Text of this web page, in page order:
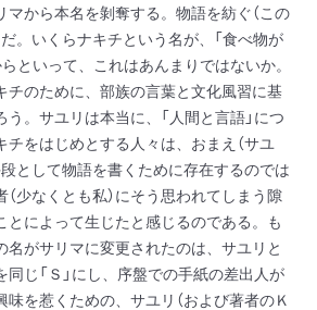
から本名を剝奪する。物語を紡ぐ（この
。いくらナキチという名が、「食べ物が
といって、これはあんまりではないか。
チのために、部族の言葉と文化風習に基
。サユリは本当に、「人間と言語」につ
をはじめとする人々は、おまえ（サユ
段として物語を書くために存在するのでは
少なくとも私）にそう思われてしまう隙
とによって生じたと感じるのである。も
名がサリマに変更されたのは、サユリと
じ「Ｓ」にし、序盤での手紙の差出人が
を惹くための、サユリ（および著者のＫ